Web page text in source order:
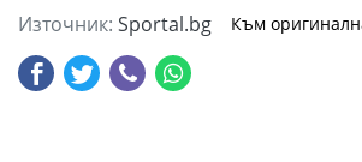
Източник: Sportal.bg Към